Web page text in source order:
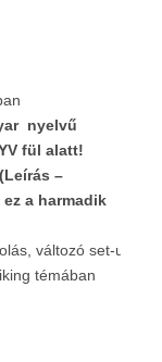
nyelvű
fül alatt!
–
a harmadik
változó set-up,
témában